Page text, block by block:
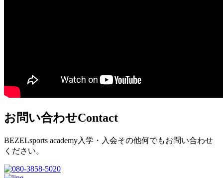
お問い合わせContact
BEZELsports academy入学・入会その他何でもお問い合わせ
ください。